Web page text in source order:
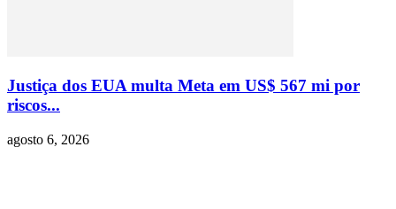
Justiça dos EUA multa Meta em US$ 567 mi por
riscos...
agosto 6, 2026